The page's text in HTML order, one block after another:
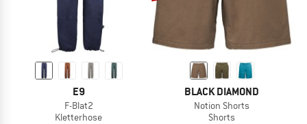
E9
F-Blat2
Kletterhose
BLACK DIAMOND
Notion Shorts
Shorts